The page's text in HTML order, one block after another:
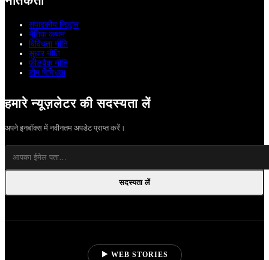
संपादकीय सिद्धांत
नैतिक कथन
विविधता नीति
सुधार नीति
फीडबैक नीति
टीम विविधता
हमारे न्यूज़लेटर की सदस्यता लें
अपने इनबॉक्स में नवीनतम अपडेट प्राप्त करें।
सदस्यता लें
▶ WEB STORIES